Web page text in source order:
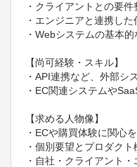
・クライアントとの要
・エンジニアと連携し
・Webシステムの基本
【尚可経験・スキル】
・API連携など、外部シ
・EC関連システムや
【求める人物像】
・ECや購買体験に関心
・個別要望とプロダク
・自社・クライアント